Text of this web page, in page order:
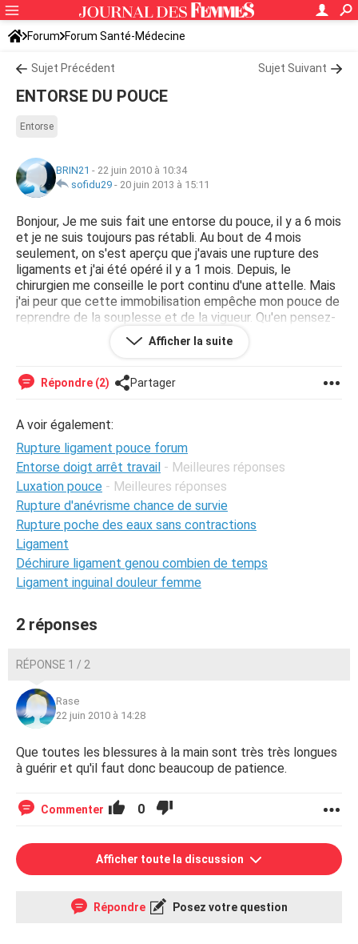
Forum Forum Santé-Médecine
Symptômes et maladies courantes
Sujet Précédent Sujet Suivant
ENTORSE DU POUCE
Entorse
BRIN21 - 22 juin 2010 à 10:34
sofidu29 - 20 juin 2013 à 15:11
Bonjour, Je me suis fait une entorse du pouce, il y a 6 mois
et je ne suis toujours pas rétabli. Au bout de 4 mois
seulement, on s'est aperçu que j'avais une rupture des
ligaments et j'ai été opéré il y a 1 mois. Depuis, le
chirurgien me conseille le port continu d'une attelle. Mais
j'ai peur que cette immobilisation empêche mon pouce de
reprendre de la souplesse et de la vigueur. Qu'en pensez-
vous d'après votre propre expérience ? Merci de vos
Afficher la suite
Répondre (2) Partager
A voir également:
Rupture ligament pouce forum
Entorse doigt arrêt travail - Meilleures réponses
Luxation pouce - Meilleures réponses
Rupture d'anévrisme chance de survie
Rupture poche des eaux sans contractions
Ligament
Déchirure ligament genou combien de temps
Ligament inguinal douleur femme
2 réponses
RÉPONSE 1 / 2
Rase
22 juin 2010 à 14:28
Que toutes les blessures à la main sont très très longues
à guérir et qu'il faut donc beaucoup de patience.
Commenter 0
Afficher toute la discussion
Répondre Posez votre question